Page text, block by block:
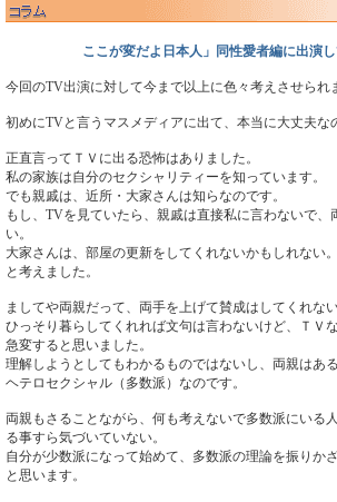
ここが変だよ日本人」同性愛者編に出演
今回のTV出演に対して今まで以上に色々考えさせられ
初めにTVと言うマスメディアに出て、本当に大丈夫な
正直言ってＴＶに出る恐怖はありました。
私の家族は自分のセクシャリティーを知っています。
でも親戚は、近所・大家さんは知らなのです。
もし、TVを見ていたら、親戚は直接私に言わないで、
い。
大家さんは、部屋の更新をしてくれないかもしれない
と考えました。
ましてや両親だって、両手を上げて賛成はしてくれな
ひっそり暮らしてくれれば文句は言わないけど、ＴＶ
急変すると思いました。
理解しようとしてもわかるものではないし、両親はあ
ヘテロセクシャル（多数派）なのです。
両親もさることながら、何も考えないで多数派にいる
る事すら気づいていない。
自分が少数派になって始めて、多数派の理論を振りか
と思います。